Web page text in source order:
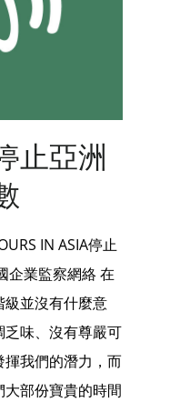
止亞洲
IN ASIA停止
企業監察網絡 在
並沒有什麼意
味、沒有尊嚴可
我們的潛力，而
部份寶貴的時間